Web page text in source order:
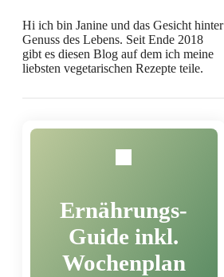
Hi ich bin Janine und das Gesicht hinter
Genuss des Lebens. Seit Ende 2018
gibt es diesen Blog auf dem ich meine
liebsten vegetarischen Rezepte teile.
Ernährungs-
Guide inkl.
Wochenplan